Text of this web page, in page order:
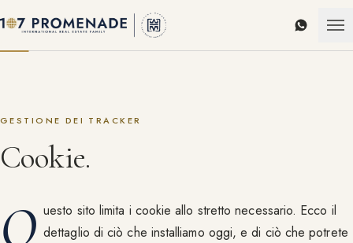
GESTIONE DEI TRACKER
Cookie.
Q uesto sito limita i cookie allo stretto necessario. Ecco il
dettaglio di ciò che installiamo oggi, e di ciò che potrete